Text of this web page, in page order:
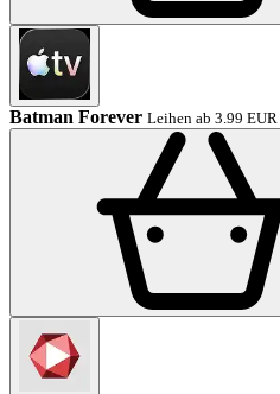
Batman Forever Leihen ab 3.99 EUR